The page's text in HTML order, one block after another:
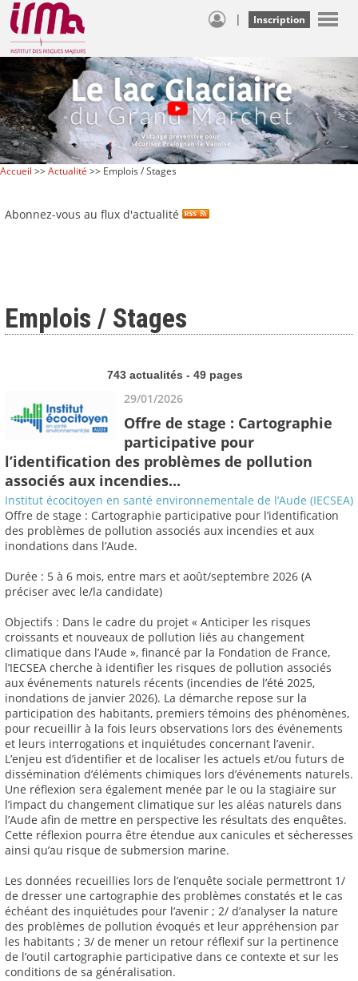
| Inscription
Accueil >>Actualité >> Emplois / Stages
Abonnez-vous au flux d'actualité
Emplois / Stages
743 actualités - 49 pages
29/01/2026
Offre de stage : Cartographie
participative pour
l’identification des problèmes de pollution
associés aux incendies...
Institut écocitoyen en santé environnementale de l’Aude (IECSEA)
Offre de stage : Cartographie participative pour l’identification
des problèmes de pollution associés aux incendies et aux
inondations dans l’Aude.
Durée : 5 à 6 mois, entre mars et août/septembre 2026 (A
préciser avec le/la candidate)
Objectifs : Dans le cadre du projet « Anticiper les risques
croissants et nouveaux de pollution liés au changement
climatique dans l’Aude », financé par la Fondation de France,
l’IECSEA cherche à identifier les risques de pollution associés
aux événements naturels récents (incendies de l’été 2025,
inondations de janvier 2026). La démarche repose sur la
participation des habitants, premiers témoins des phénomènes,
pour recueillir à la fois leurs observations lors des événements
et leurs interrogations et inquiétudes concernant l’avenir.
L’enjeu est d’identifier et de localiser les actuels et/ou futurs de
dissémination d’éléments chimiques lors d’événements naturels.
Une réflexion sera également menée par le ou la stagiaire sur
l’impact du changement climatique sur les aléas naturels dans
l’Aude afin de mettre en perspective les résultats des enquêtes.
Cette réflexion pourra être étendue aux canicules et sécheresses
ainsi qu’au risque de submersion marine.
Les données recueillies lors de l’enquête sociale permettront 1/
de dresser une cartographie des problèmes constatés et le cas
échéant des inquiétudes pour l’avenir ; 2/ d’analyser la nature
des problèmes de pollution évoqués et leur appréhension par
les habitants ; 3/ de mener un retour réflexif sur la pertinence
de l’outil cartographie participative dans ce contexte et sur les
conditions de sa généralisation.